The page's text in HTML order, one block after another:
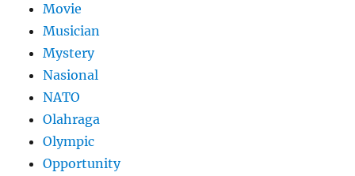
Movie
Musician
Mystery
Nasional
NATO
Olahraga
Olympic
Opportunity